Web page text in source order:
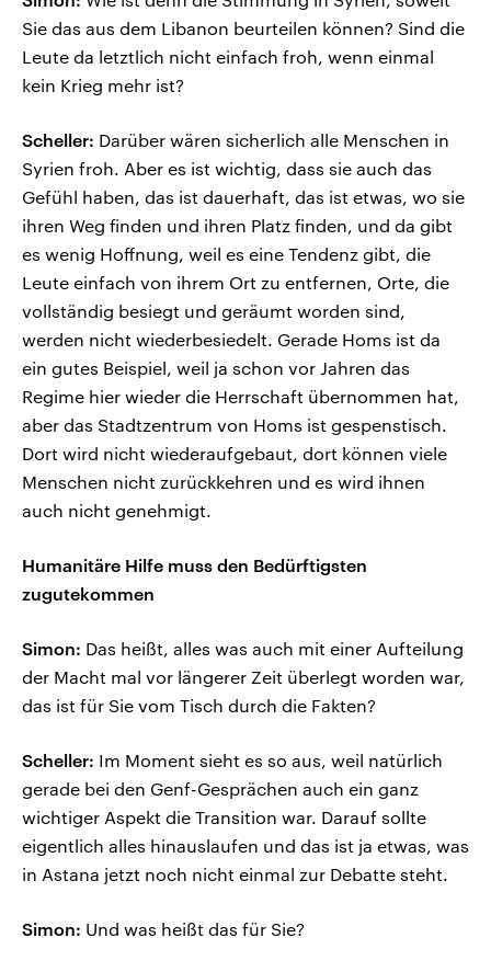
Sie das aus dem Libanon beurteilen können? Sind die
Leute da letztlich nicht einfach froh, wenn einmal
kein Krieg mehr ist?
Scheller: Darüber wären sicherlich alle Menschen in
Syrien froh. Aber es ist wichtig, dass sie auch das
Gefühl haben, das ist dauerhaft, das ist etwas, wo sie
ihren Weg finden und ihren Platz finden, und da gibt
es wenig Hoffnung, weil es eine Tendenz gibt, die
Leute einfach von ihrem Ort zu entfernen, Orte, die
vollständig besiegt und geräumt worden sind,
werden nicht wiederbesiedelt. Gerade Homs ist da
ein gutes Beispiel, weil ja schon vor Jahren das
Regime hier wieder die Herrschaft übernommen hat,
aber das Stadtzentrum von Homs ist gespenstisch.
Dort wird nicht wiederaufgebaut, dort können viele
Menschen nicht zurückkehren und es wird ihnen
auch nicht genehmigt.
Humanitäre Hilfe muss den Bedürftigsten
zugutekommen
Simon: Das heißt, alles was auch mit einer Aufteilung
der Macht mal vor längerer Zeit überlegt worden war,
das ist für Sie vom Tisch durch die Fakten?
Scheller: Im Moment sieht es so aus, weil natürlich
gerade bei den Genf-Gesprächen auch ein ganz
wichtiger Aspekt die Transition war. Darauf sollte
eigentlich alles hinauslaufen und das ist ja etwas, was
in Astana jetzt noch nicht einmal zur Debatte steht.
Simon: Und was heißt das für Sie?